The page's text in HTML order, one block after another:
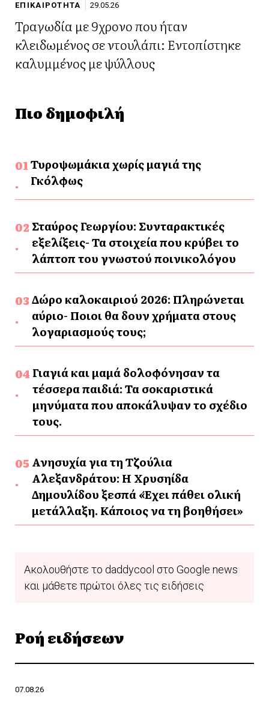
ΕΠΙΚΑΙΡΟΤΗΤΑ 29.05.26
Τραγωδία με 9χρονο που ήταν
κλειδωμένος σε ντουλάπι: Εντοπίστηκε
καλυμμένος με ψύλλους
Πιο δημοφιλή
Τυροψωμάκια χωρίς μαγιά της
Γκόλφως
Σταύρος Γεωργίου: Συνταρακτικές
εξελίξεις- Τα στοιχεία που κρύβει το
λάπτοπ του γνωστού ποινικολόγου
Δώρο καλοκαιριού 2026: Πληρώνεται
αύριο- Ποιοι θα δουν χρήματα στους
λογαριασμούς τους;
Γιαγιά και μαμά δολοφόνησαν τα
τέσσερα παιδιά: Τα σοκαριστικά
μηνύματα που αποκάλυψαν το σχέδιο
τους.
Ανησυχία για τη Τζούλια
Αλεξανδράτου: Η Χρυσηίδα
Δημουλίδου ξεσπά «Έχει πάθει ολική
μετάλλαξη. Κάποιος να τη βοηθήσει»
Ακολουθήστε το daddycool στο Google news
και μάθετε πρώτοι όλες τις ειδήσεις
Ροή ειδήσεων
07.08.26